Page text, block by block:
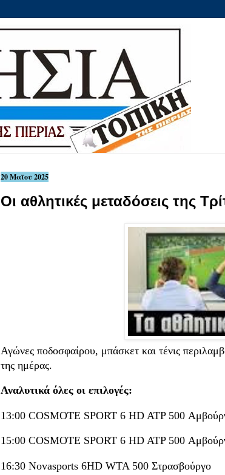
20 Μαΐου 2025
Οι αθλητικές μεταδόσεις της
Αγώνες ποδοσφαίρου, μπάσκετ και τένις
της ημέρας.
Αναλυτικά όλες οι επιλογές:
13:00 COSMOTE SPORT 6 HD ATP 500
15:00 COSMOTE SPORT 6 HD ATP 500
16:30 Novasports 6HD WTA 500 Στρασβούργο